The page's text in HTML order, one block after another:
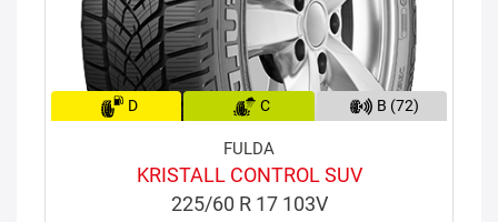
D C B (72)
FULDA
KRISTALL CONTROL SUV
225/60 R 17 103V